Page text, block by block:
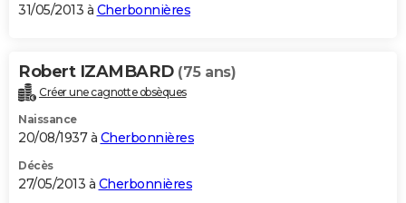
31/05/2013 à Cherbonnières
Robert IZAMBARD (75 ans)
Créer une cagnotte obsèques
Naissance
20/08/1937 à Cherbonnières
Décès
27/05/2013 à Cherbonnières